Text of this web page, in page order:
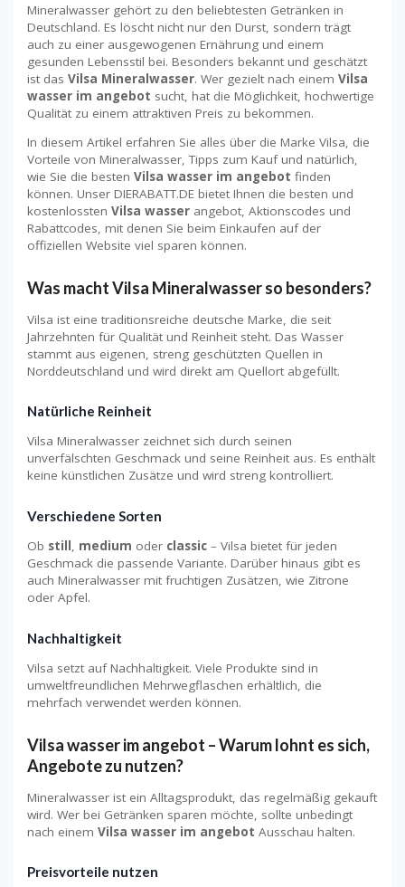
Mineralwasser gehört zu den beliebtesten Getränken in
Deutschland. Es löscht nicht nur den Durst, sondern trägt
auch zu einer ausgewogenen Ernährung und einem
gesunden Lebensstil bei. Besonders bekannt und geschätzt
ist das Vilsa Mineralwasser. Wer gezielt nach einem Vilsa
wasser im angebot sucht, hat die Möglichkeit, hochwertige
Qualität zu einem attraktiven Preis zu bekommen.
In diesem Artikel erfahren Sie alles über die Marke Vilsa, die
Vorteile von Mineralwasser, Tipps zum Kauf und natürlich,
wie Sie die besten Vilsa wasser im angebot finden
können. Unser DIERABATT.DE bietet Ihnen die besten und
kostenlossten Vilsa wasser angebot, Aktionscodes und
Rabattcodes, mit denen Sie beim Einkaufen auf der
offiziellen Website viel sparen können.
Was macht Vilsa Mineralwasser so besonders?
Vilsa ist eine traditionsreiche deutsche Marke, die seit
Jahrzehnten für Qualität und Reinheit steht. Das Wasser
stammt aus eigenen, streng geschützten Quellen in
Norddeutschland und wird direkt am Quellort abgefüllt.
Natürliche Reinheit
Vilsa Mineralwasser zeichnet sich durch seinen
unverfälschten Geschmack und seine Reinheit aus. Es enthält
keine künstlichen Zusätze und wird streng kontrolliert.
Verschiedene Sorten
Ob still, medium oder classic – Vilsa bietet für jeden
Geschmack die passende Variante. Darüber hinaus gibt es
auch Mineralwasser mit fruchtigen Zusätzen, wie Zitrone
oder Apfel.
Nachhaltigkeit
Vilsa setzt auf Nachhaltigkeit. Viele Produkte sind in
umweltfreundlichen Mehrwegflaschen erhältlich, die
mehrfach verwendet werden können.
Vilsa wasser im angebot – Warum lohnt es sich,
Angebote zu nutzen?
Mineralwasser ist ein Alltagsprodukt, das regelmäßig gekauft
wird. Wer bei Getränken sparen möchte, sollte unbedingt
nach einem Vilsa wasser im angebot Ausschau halten.
Preisvorteile nutzen